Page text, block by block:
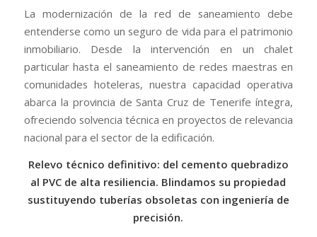
La modernización de la red de saneamiento debe
entenderse como un seguro de vida para el patrimonio
inmobiliario. Desde la intervención en un chalet
particular hasta el saneamiento de redes maestras en
comunidades hoteleras, nuestra capacidad operativa
abarca la provincia de Santa Cruz de Tenerife íntegra,
ofreciendo solvencia técnica en proyectos de relevancia
nacional para el sector de la edificación.
Relevo técnico definitivo: del cemento quebradizo
al PVC de alta resiliencia. Blindamos su propiedad
sustituyendo tuberías obsoletas con ingeniería de
precisión.